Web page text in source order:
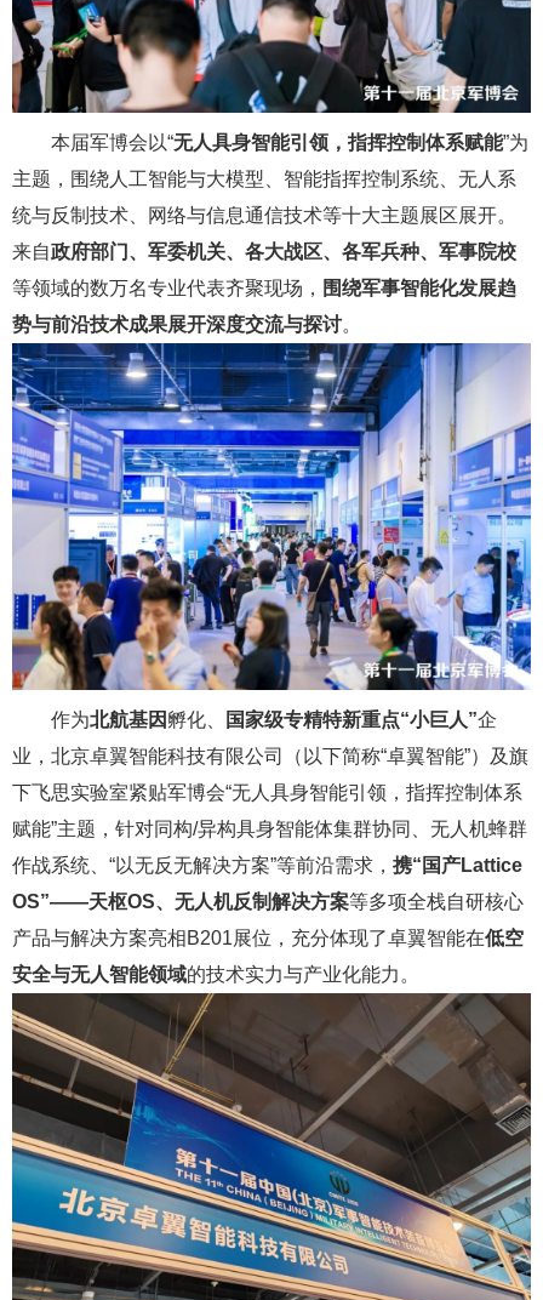
本届军博会以“无人具身智能引领，指挥控制体系赋能”为
主题，围绕人工智能与大模型、智能指挥控制系统、无人系
统与反制技术、网络与信息通信技术等十大主题展区展开。
来自政府部门、军委机关、各大战区、各军兵种、军事院校
等领域的数万名专业代表齐聚现场， 围绕军事智能化发展趋
势与前沿技术成果展开深度交流与探讨。
作为北航基因 孵化、 国家级专精特新重点“小巨人”企
业，北京卓翼智能科技有限公司（以下简称“卓翼智能”）及旗
下飞思实验室紧贴军博会“无人具身智能引领，指挥控制体系
赋能”主题，针对同构/异构具身智能体集群协同、无人机蜂群
作战系统、“以无反无解决方案”等前沿需求， 携“国产Lattice
OS”——天枢OS、无人机反制解决方案等多项全栈自研核心
产品与解决方案亮相B201展位，充分体现了卓翼智能在低空
安全与无人智能领域的技术实力与产业化能力。